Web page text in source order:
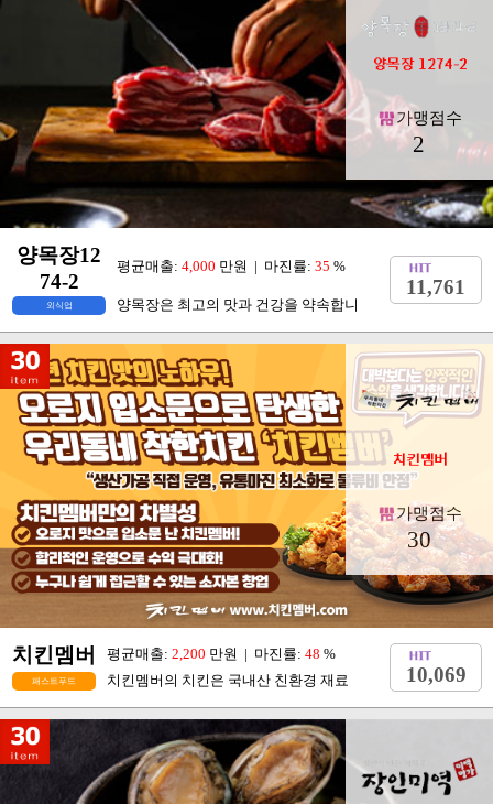
가맹점수
2
양목장12
74-2
평균매출: 4,000 만원 | 마진률: 35 %
외식업 양목장은 최고의 맛과 건강을 약속합니
11,761
가맹점수
30
치킨멤버 평균매출: 2,200 만원 | 마진률: 48 %
패스트푸드 치킨멤버의 치킨은 국내산 친환경 재료 10,069